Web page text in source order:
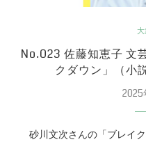
No.023 佐藤知恵子 文
クダウン」（小
2025
砂川文次さんの「ブレイ